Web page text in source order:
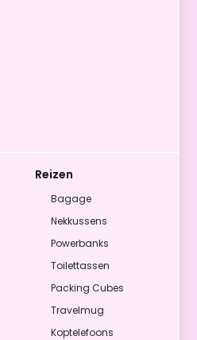
Reizen
Bagage
Nekkussens
Powerbanks
Toilettassen
Packing Cubes
Travelmug
Koptelefoons